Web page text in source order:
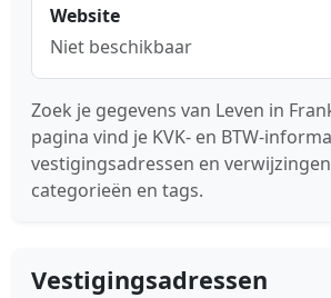
Website
Niet beschikbaar
Zoek je gegevens van Leven in
pagina vind je KVK- en BTW-
vestigingsadressen en
categorieën en tags.
Vestigingsadressen